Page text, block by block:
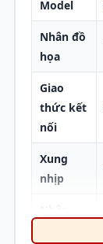
Model
Nhân đồ
họa
Giao
thức kết
nối
Xung
nhịp